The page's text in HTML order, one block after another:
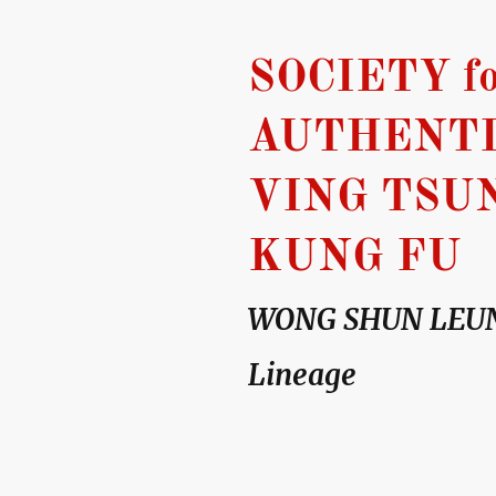
SOCIETY
VING
KUNG FU
WONG SHUN
Lineage